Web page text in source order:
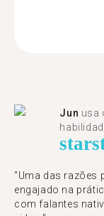
Jun usa
star
"Uma das razões
engajado na
com falantes